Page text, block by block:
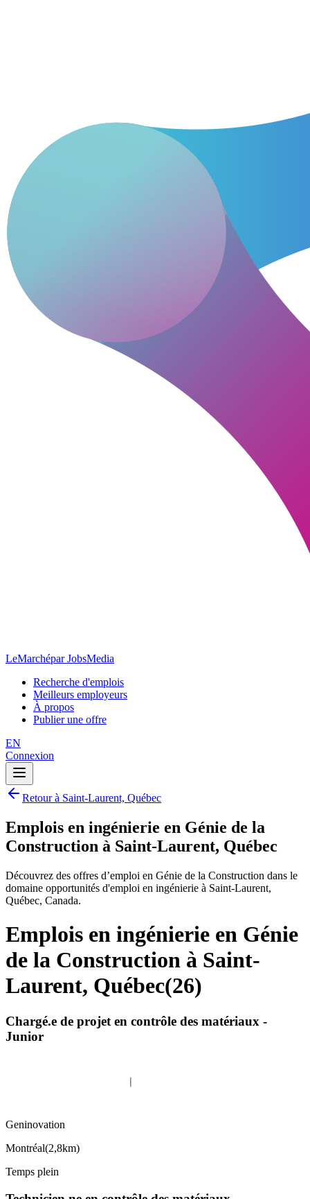
LeMarchépar JobsMedia
Recherche d'emplois
Meilleurs employeurs
À propos
Publier une offre
EN
Connexion
Retour à Saint-Laurent, Québec
Emplois en ingénierie en Génie de la
Construction à Saint-Laurent, Québec
Découvrez des offres d’emploi en Génie de la Construction dans le
domaine opportunités d'emploi en ingénierie à Saint-Laurent,
Québec, Canada.
Emplois en ingénierie en Génie
de la Construction à Saint-
Laurent, Québec(26)
Chargé.e de projet en contrôle des matériaux -
Junior
Geninovation
Montréal(2,8km)
Temps plein